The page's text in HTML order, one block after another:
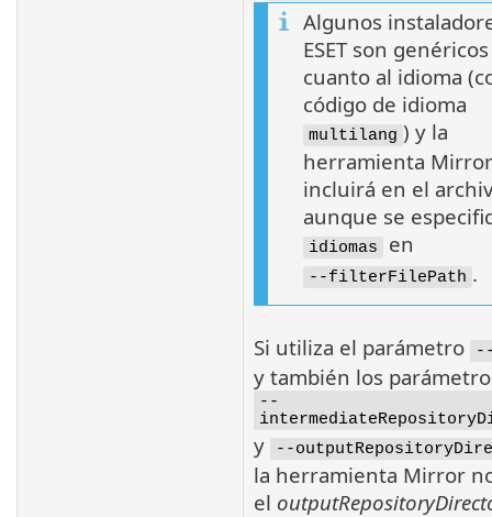
Algunos
ESET son
cuanto al idioma
código de idioma
multilang ) y la
herramienta
incluirá en el
aunque se
idiomas en
--filterFilePath .
Si utiliza el parámetro
y también los
--
y --
la herramienta Mirror
el